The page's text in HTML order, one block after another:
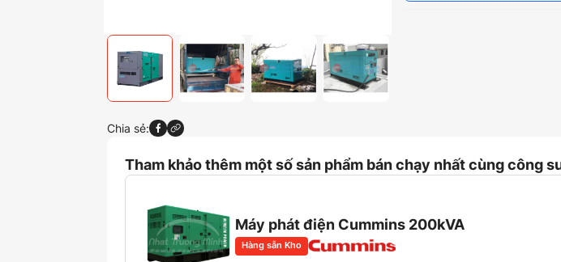
Chia sẻ:
Tham khảo thêm một số sản phẩm bán chạy nhất cùng công
Máy phát điện Cummins 200kVA
Hàng sẵn Kho